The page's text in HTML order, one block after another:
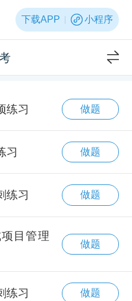
下载APP 小程序
练习 做题
习 做题
练习 做题
目管理
做题
练习 做题